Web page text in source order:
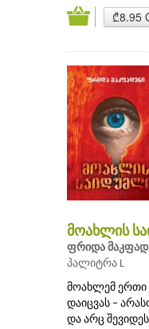
₾8.95
მოახლის
ფრიდა
პალიტრა L
მოახლემ ერთი
დაიცვას –
და არც